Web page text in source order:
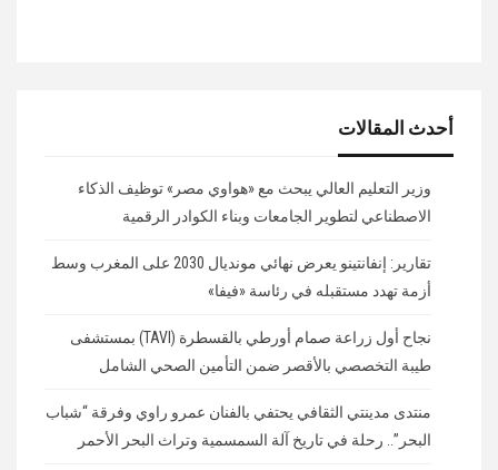
أحدث المقالات
وزير التعليم العالي يبحث مع «هواوي مصر» توظيف الذكاء
الاصطناعي لتطوير الجامعات وبناء الكوادر الرقمية
تقارير: إنفانتينو يعرض نهائي مونديال 2030 على المغرب وسط
أزمة تهدد مستقبله في رئاسة «فيفا»
نجاح أول زراعة صمام أورطي بالقسطرة (TAVI) بمستشفى
طيبة التخصصي بالأقصر ضمن التأمين الصحي الشامل
منتدى مدينتي الثقافي يحتفي بالفنان عمرو راوي وفرقة “شباب
البحر”.. رحلة في تاريخ آلة السمسمية وتراث البحر الأحمر